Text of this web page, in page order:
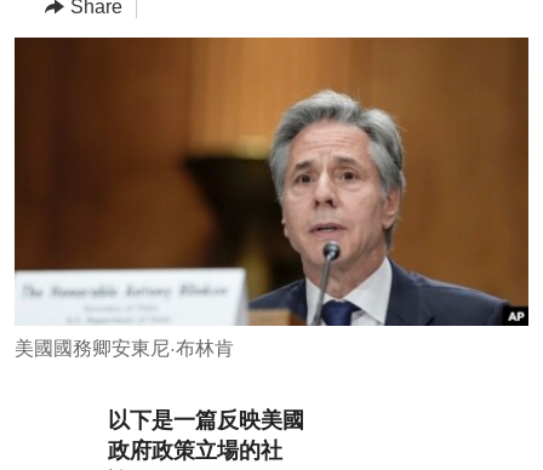
Navigation
Skip
AFRICA
TOPICS
AID AND DEVELOPMENT
DEMOCRACY AND GOVERNANCE
ENVIRONMENT AND HEALTH
IDEALS AND INSTITUTIONS
Share
美國國務卿安東尼·布林肯
以下是一篇反映美國
政府政策立場的社